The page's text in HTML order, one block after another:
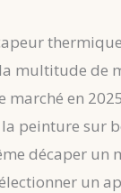
multitude de
en
peinture sur
décaper un
un